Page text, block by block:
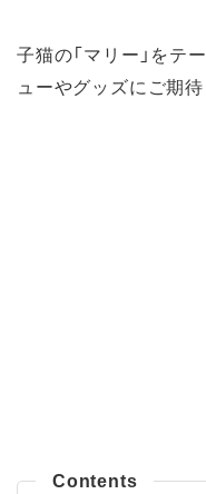
子猫の「マリー」をテ
ューやグッズにご期待
Contents